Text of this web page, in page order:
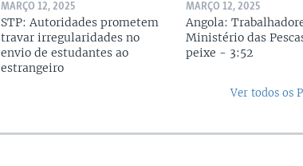
MARÇO 12, 2025
STP: Autoridades prometem
travar irregularidades no
envio de estudantes ao
estrangeiro
MARÇO 12, 2025
Angola:
Ministério das
peixe - 3:52
Ver todos os